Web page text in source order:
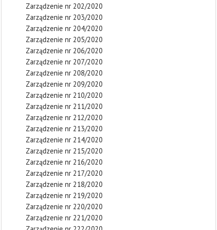
Zarządzenie nr 202/2020
Zarządzenie nr 203/2020
Zarządzenie nr 204/2020
Zarządzenie nr 205/2020
Zarządzenie nr 206/2020
Zarządzenie nr 207/2020
Zarządzenie nr 208/2020
Zarządzenie nr 209/2020
Zarządzenie nr 210/2020
Zarządzenie nr 211/2020
Zarządzenie nr 212/2020
Zarządzenie nr 213/2020
Zarządzenie nr 214/2020
Zarządzenie nr 215/2020
Zarządzenie nr 216/2020
Zarządzenie nr 217/2020
Zarządzenie nr 218/2020
Zarządzenie nr 219/2020
Zarządzenie nr 220/2020
Zarządzenie nr 221/2020